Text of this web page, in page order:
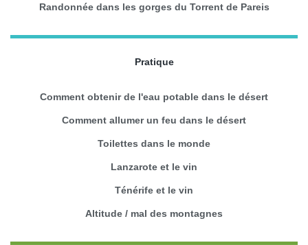
Randonnée dans les gorges du Torrent de Pareis
Pratique
Comment obtenir de l'eau potable dans le désert
Comment allumer un feu dans le désert
Toilettes dans le monde
Lanzarote et le vin
Ténérife et le vin
Altitude / mal des montagnes